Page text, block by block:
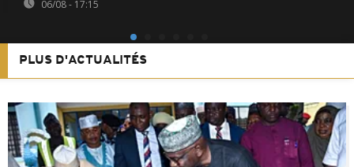
06/08 - 17:15
PLUS D'ACTUALITÉS